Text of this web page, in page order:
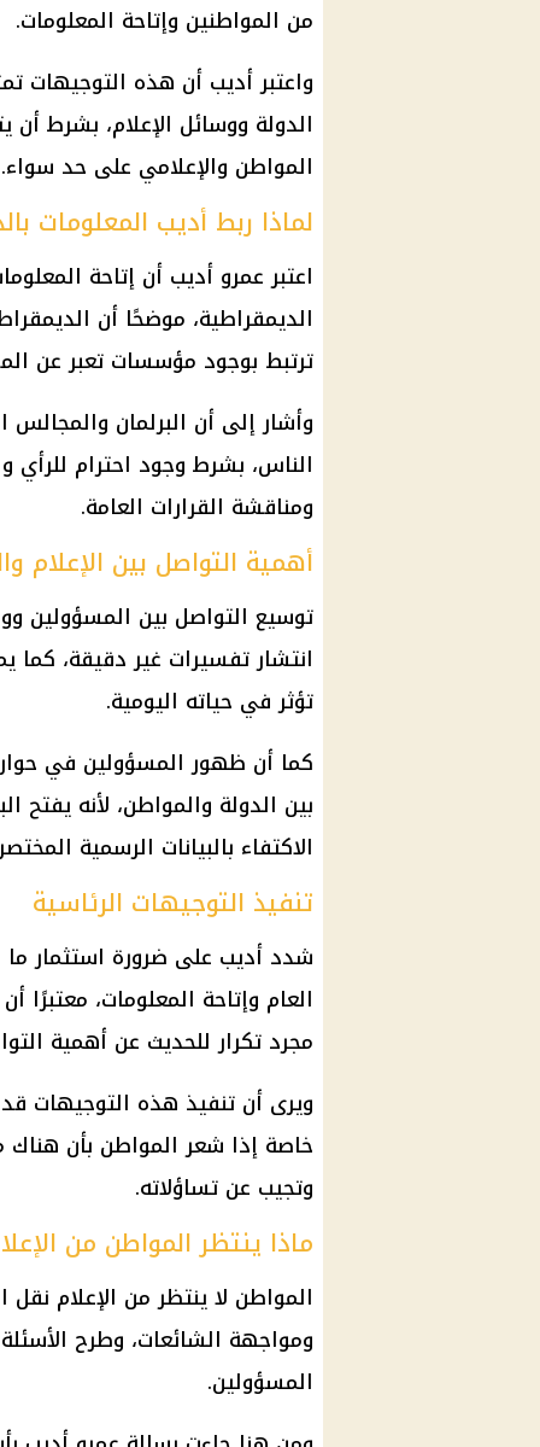
من المواطنين وإتاحة المعلومات.
واعتبر أديب أن هذه التوجيهات
الدولة ووسائل الإعلام، بشرط
المواطن والإعلامي على حد سواء.
لماذا ربط أديب المعلومات
اعتبر عمرو أديب أن إتاحة
الديمقراطية، موضحًا أن
ترتبط بوجود مؤسسات تعبر عن
وأشار إلى أن البرلمان والمجالس
الناس، بشرط وجود احترام للرأي
ومناقشة القرارات العامة.
أهمية التواصل بين الإعلام
توسيع التواصل بين المسؤولين
انتشار تفسيرات غير دقيقة، كما
تؤثر في حياته اليومية.
كما أن ظهور المسؤولين في
بين الدولة والمواطن، لأنه يفتح
الاكتفاء بالبيانات الرسمية
تنفيذ التوجيهات الرئاسية
شدد أديب على ضرورة استثمار ما
العام وإتاحة المعلومات، معتبرًا
مجرد تكرار للحديث عن أهمية
ويرى أن تنفيذ هذه التوجيهات قد
خاصة إذا شعر المواطن بأن
وتجيب عن تساؤلاته.
ماذا ينتظر المواطن من
المواطن لا ينتظر من الإعلام نقل
ومواجهة الشائعات، وطرح
المسؤولين.